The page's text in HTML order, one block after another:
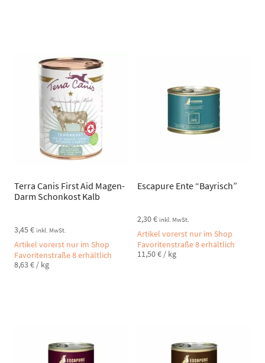
Terra Canis First Aid Magen-
Darm Schonkost Kalb
3,45€ inkl. MwSt.
Artikel vorerst nur im Shop
Favoritenstraße 8 erhältlich
8,63€ / kg
Escapure Ente “Bayrisch”
2,30€ inkl. MwSt.
Artikel vorerst nur im Shop
Favoritenstraße 8 erhältlich
11,50€ / kg